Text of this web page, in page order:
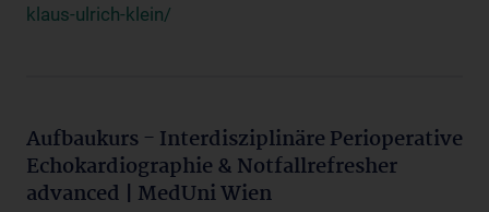
klaus-ulrich-klein/
Aufbaukurs - Interdisziplinäre Perioperative
Echokardiographie & Notfallrefresher
advanced | MedUni Wien